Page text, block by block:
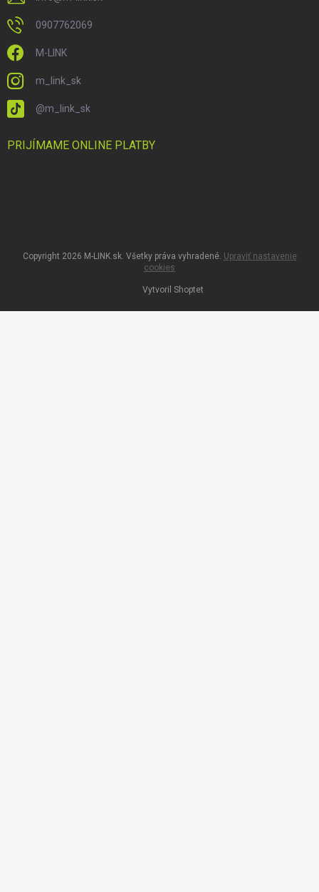
0907762069
M-LINK
m_link_sk
@m_link_sk
PRIJÍMAME ONLINE PLATBY
Vytvoril Shoptet
Copyright 2026 M-LINK.sk. Všetky práva vyhradené. Upraviť nastavenie
cookies